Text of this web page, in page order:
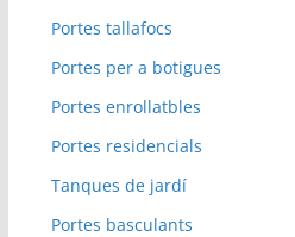
Portes tallafocs
Portes per a botigues
Portes enrollatbles
Portes residencials
Tanques de jardí
Portes basculants